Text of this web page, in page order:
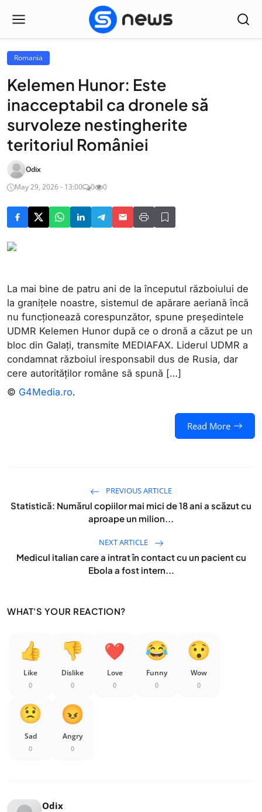
Romania
Kelemen Hunor: Este
inacceptabil ca dronele să
survoleze nestingherite
teritoriul României
Odix
May 29, 2026 - 13:00
0 0
La mai bine de patru ani de la începutul războiului de
la granițele noastre, sistemul de apărare aeriană încă
nu funcționează corespunzător, spune președintele
UDMR Kelemen Hunor după ce o dronă a căzut pe un
bloc din Galați, transmite MEDIAFAX. Liderul UDMR a
condamnat războiul iresponsabil dus de Rusia, dar
cere autorităților române să spună […]
© G4Media.ro.
Read More
PREVIOUS ARTICLE
Statistică: Numărul copiilor mai mici de 18 ani a scăzut cu
aproape un milion...
NEXT ARTICLE
Medicul italian care a intrat în contact cu un pacient cu
Ebola a fost intern...
WHAT'S YOUR REACTION?
Like
0
Dislike
0
Love
0
Funny
0
Wow
0
Sad
0
Angry
0
Odix